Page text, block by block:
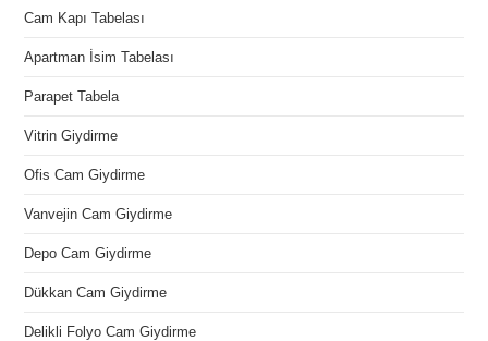
Cam Kapı Tabelası
Apartman İsim Tabelası
Parapet Tabela
Vitrin Giydirme
Ofis Cam Giydirme
Vanvejin Cam Giydirme
Depo Cam Giydirme
Dükkan Cam Giydirme
Delikli Folyo Cam Giydirme